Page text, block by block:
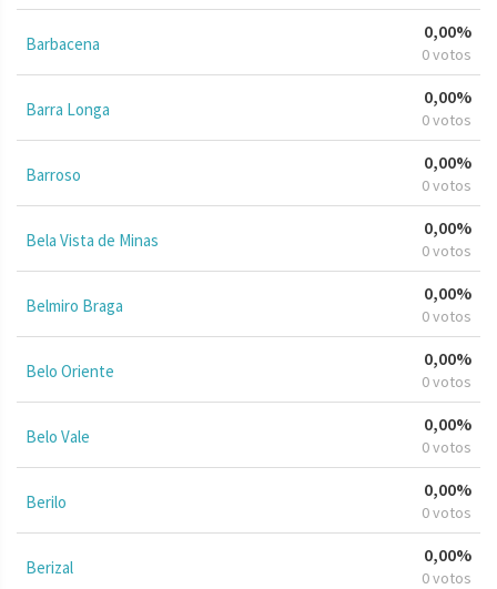
Barbacena
0,00%
0 votos
Barra Longa
0,00%
0 votos
Barroso
0,00%
0 votos
Bela Vista de Minas
0,00%
0 votos
Belmiro Braga
0,00%
0 votos
Belo Oriente
0,00%
0 votos
Belo Vale
0,00%
0 votos
Berilo
0,00%
0 votos
Berizal
0,00%
0 votos